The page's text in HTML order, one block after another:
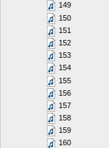
149
150
151
152
153
154
155
156
157
158
159
160